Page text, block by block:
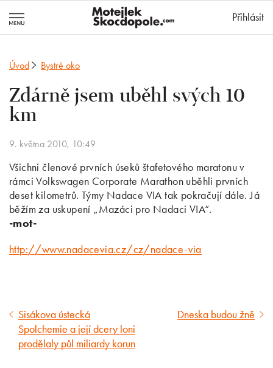
Přihlásit
Úvod Bystré oko
Zdárně jsem uběhl svých 10
km
9. května 2010, 10:49
Všichni členové prvních úseků štafetového maratonu v
rámci Volkswagen Corporate Marathon uběhli prvních
deset kilometrů. Týmy Nadace VIA tak pokračují dále. Já
běžím za uskupení „Mazáci pro Nadaci VIA“.
-mot-
http://www.nadacevia.cz/cz/nadace-via
Předcházející
článek
Sisákova ústecká
Spolchemie a její dcery loni
prodělaly půl miliardy korun
NásledujícíDneska budou žně